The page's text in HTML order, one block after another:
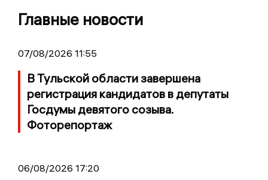
Главные новости
07/08/2026 11:55
В Тульской области завершена
регистрация кандидатов в депутаты
Госдумы девятого созыва.
Фоторепортаж
06/08/2026 17:20